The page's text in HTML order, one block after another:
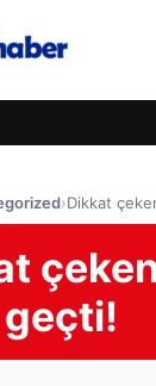
›Dikkat
geçti!